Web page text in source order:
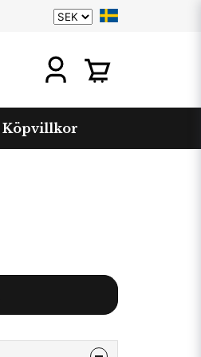
Köpvillkor